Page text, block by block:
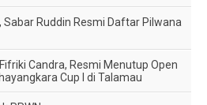
Ruddin Resmi Daftar Pilwana
Candra, Resmi Menutup Open
Cup I di Talamau